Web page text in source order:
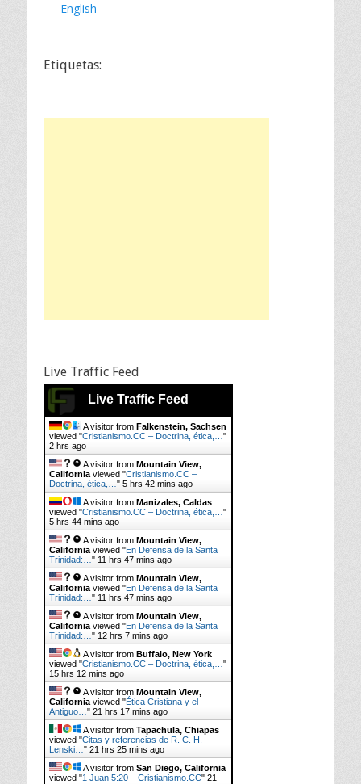
English
Etiquetas:
Live Traffic Feed
Live Traffic Feed
A visitor from Falkenstein, Sachsen
viewed "Cristianismo.CC – Doctrina, ética,… "
2 hrs ago
A visitor from Mountain View,
California viewed "Cristianismo.CC –
Doctrina, ética,… " 5 hrs 42 mins ago
A visitor from Manizales, Caldas
viewed "Cristianismo.CC – Doctrina, ética,… "
5 hrs 44 mins ago
A visitor from Mountain View,
California viewed "En Defensa de la Santa
Trinidad:… " 11 hrs 47 mins ago
A visitor from Mountain View,
California viewed "En Defensa de la Santa
Trinidad:… " 11 hrs 47 mins ago
A visitor from Mountain View,
California viewed "En Defensa de la Santa
Trinidad:… " 12 hrs 7 mins ago
A visitor from Buffalo, New York
viewed "Cristianismo.CC – Doctrina, ética,… "
15 hrs 12 mins ago
A visitor from Mountain View,
California viewed "Ética Cristiana y el
Antiguo… " 21 hrs 17 mins ago
A visitor from Tapachula, Chiapas
viewed "Citas y referencias de R. C. H.
Lenski… " 21 hrs 25 mins ago
A visitor from San Diego, California
viewed "1 Juan 5:20 – Cristianismo.CC" 21